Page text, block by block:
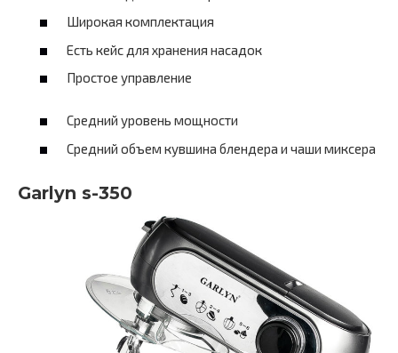
Широкая комплектация
Есть кейс для хранения насадок
Простое управление
Средний уровень мощности
Средний объем кувшина блендера и чаши миксера
Garlyn s-350